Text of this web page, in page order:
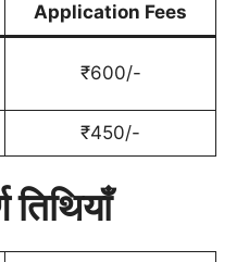
Application Fees
₹600/-
₹450/-
तिथियाँ